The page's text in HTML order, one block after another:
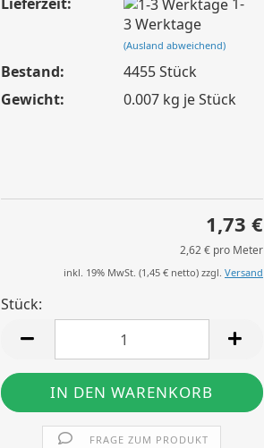
3 Werktage
(Ausland abweichend)
Bestand: 4455Stück
Gewicht:
0.007kg je Stück
1,73 €
2,62 € pro Meter
inkl. 19% MwSt. (1,45 € netto) zzgl. Versand
Stück:
Stück
FRAGE ZUM PRODUKT